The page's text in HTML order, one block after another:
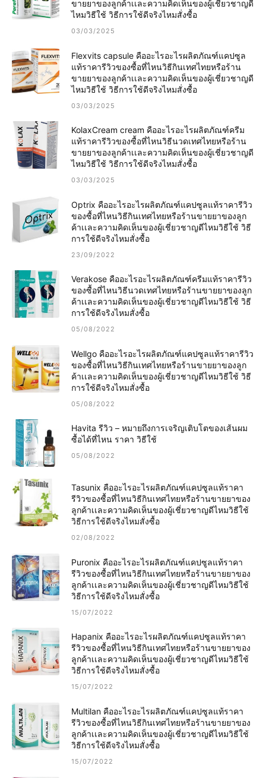
ขายยาของลูกค้าเเละความคิดเห็นของผู้เชี่ยวชาญดี
ไหมวิธีใช้ วิธีการใช้ดีจริงไหมสั่งซื้อ
03/03/2025
Flexvits capsule คืออะไรอะไรผลิตภัณฑ์แคปซูล
แท้ราคารีวิวของซื้อที่ไหนวิธีกินเทศไทยหรือร้าน
ขายยาของลูกค้าเเละความคิดเห็นของผู้เชี่ยวชาญดี
ไหมวิธีใช้ วิธีการใช้ดีจริงไหมสั่งซื้อ
03/03/2025
KolaxCream cream คืออะไรอะไรผลิตภัณฑ์ครีม
แท้ราคารีวิวของซื้อที่ไหนวิธีนวดเทศไทยหรือร้าน
ขายยาของลูกค้าเเละความคิดเห็นของผู้เชี่ยวชาญดี
ไหมวิธีใช้ วิธีการใช้ดีจริงไหมสั่งซื้อ
03/03/2025
Optrix คืออะไรอะไรผลิตภัณฑ์แคปซูลแท้ราคารีวิว
ของซื้อที่ไหนวิธีกินเทศไทยหรือร้านขายยาของลูก
ค้าเเละความคิดเห็นของผู้เชี่ยวชาญดีไหมวิธีใช้ วิธี
การใช้ดีจริงไหมสั่งซื้อ
23/09/2022
Verakose คืออะไรอะไรผลิตภัณฑ์ครีมแท้ราคารีวิว
ของซื้อที่ไหนวิธีนวดเทศไทยหรือร้านขายยาของลูก
ค้าเเละความคิดเห็นของผู้เชี่ยวชาญดีไหมวิธีใช้ วิธี
การใช้ดีจริงไหมสั่งซื้อ
05/08/2022
Wellgo คืออะไรอะไรผลิตภัณฑ์แคปซูลแท้ราคารีวิว
ของซื้อที่ไหนวิธีกินเทศไทยหรือร้านขายยาของลูก
ค้าเเละความคิดเห็นของผู้เชี่ยวชาญดีไหมวิธีใช้ วิธี
การใช้ดีจริงไหมสั่งซื้อ
05/08/2022
Havita รีวิว – หมายถึงการเจริญเติบโตของเส้นผม
ซื้อได้ที่ไหน ราคา วิธีใช้
05/08/2022
Tasunix คืออะไรอะไรผลิตภัณฑ์แคปซูลแท้ราคา
รีวิวของซื้อที่ไหนวิธีกินเทศไทยหรือร้านขายยาของ
ลูกค้าเเละความคิดเห็นของผู้เชี่ยวชาญดีไหมวิธีใช้
วิธีการใช้ดีจริงไหมสั่งซื้อ
02/08/2022
Puronix คืออะไรอะไรผลิตภัณฑ์แคปซูลแท้ราคา
รีวิวของซื้อที่ไหนวิธีกินเทศไทยหรือร้านขายยาของ
ลูกค้าเเละความคิดเห็นของผู้เชี่ยวชาญดีไหมวิธีใช้
วิธีการใช้ดีจริงไหมสั่งซื้อ
15/07/2022
Hapanix คืออะไรอะไรผลิตภัณฑ์แคปซูลแท้ราคา
รีวิวของซื้อที่ไหนวิธีกินเทศไทยหรือร้านขายยาของ
ลูกค้าเเละความคิดเห็นของผู้เชี่ยวชาญดีไหมวิธีใช้
วิธีการใช้ดีจริงไหมสั่งซื้อ
15/07/2022
Multilan คืออะไรอะไรผลิตภัณฑ์แคปซูลแท้ราคา
รีวิวของซื้อที่ไหนวิธีกินเทศไทยหรือร้านขายยาของ
ลูกค้าเเละความคิดเห็นของผู้เชี่ยวชาญดีไหมวิธีใช้
วิธีการใช้ดีจริงไหมสั่งซื้อ
15/07/2022